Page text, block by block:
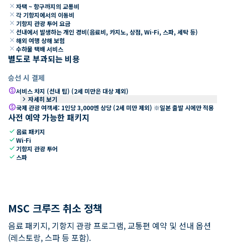
close 자택 ~ 항구까지의 교통비
close 각 기항지에서의 이동비
close 기항지 관광 투어 요금
close 선내에서 발생하는 개인 경비(음료비, 카지노, 상점, Wi-Fi, 스파, 세탁 등)
close 해외 여행 상해 보험
close 수하물 택배 서비스
별도로 부과되는 비용
승선 시 결제
paid서비스 차지 (선내 팁) (2세 미만은 대상 제외)
keyboard_arrow_right 자세히 보기
paid국제 관광 여객세: 1인당 3,000엔 상당 (2세 미만 제외) ※일본 출발 시에만 적용
사전 예약 가능한 패키지
check 음료 패키지
checkWi-Fi
check 기항지 관광 투어
check 스파
MSC 크루즈 취소 정책
음료 패키지, 기항지 관광 프로그램, 교통편 예약 및 선내 옵션
(레스토랑, 스파 등 포함).